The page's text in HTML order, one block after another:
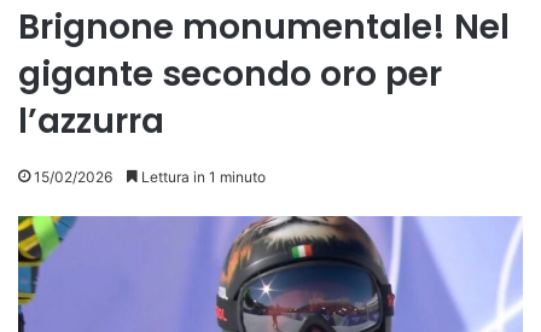
Brignone monumentale! Nel
gigante secondo oro per
l’azzurra
15/02/2026 Lettura in 1 minuto